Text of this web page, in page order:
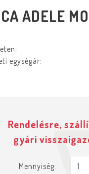
ADELE
egységár:
Rendelésre,
gyári
Mennyiség: